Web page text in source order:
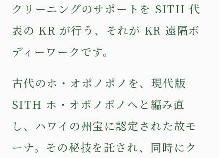
クリーニングのサポートを SITH 代
表の KR が行う、それが KR 遠隔ボ
ディーワークです。
古代のホ・オポノポノ を、現代版
SITH ホ・オポノポノ へと編み直
し、ハワイの州宝に認定された故モ
ーナ。その秘技を託され、同時にク